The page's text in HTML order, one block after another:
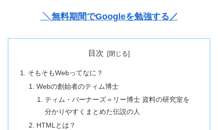
╲無料期間でGoogleを勉強する／
目次
そもそもWebってなに？
Webの創始者のティム博士
ティム・バーナーズ＝リー博士 資料の研究室を
分かりやすくまとめた伝説の人
HTMLとは？